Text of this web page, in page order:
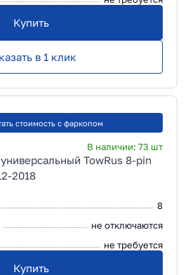
Купить
в 1 клик
стоимость с фаркопом
В наличии: 73 шт
TowRus 8-pin
2018
8
не отключаются
не требуется
Купить